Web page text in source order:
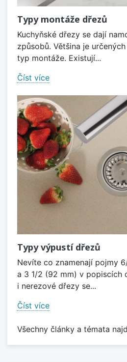
Typy montáže dřezů
Kuchyňské dřezy se dají
způsobů. Většina je
typ montáže. Existují...
Číst více
Typy výpustí dřezů
Nevíte co znamenají pojmy
a 3 1/2 (92 mm) v popiscích
i nerezové dřezy se...
Číst více
Všechny články a témata